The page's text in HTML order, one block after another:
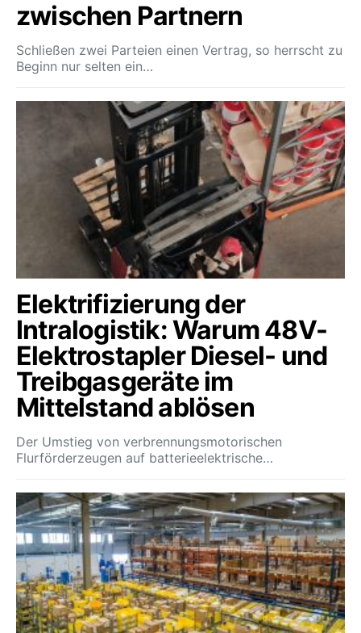
zwischen Partnern
Schließen zwei Parteien einen Vertrag, so herrscht zu
Beginn nur selten ein…
Elektrifizierung der
Intralogistik: Warum 48V-
Elektrostapler Diesel- und
Treibgasgeräte im
Mittelstand ablösen
Der Umstieg von verbrennungsmotorischen
Flurförderzeugen auf batterieelektrische…